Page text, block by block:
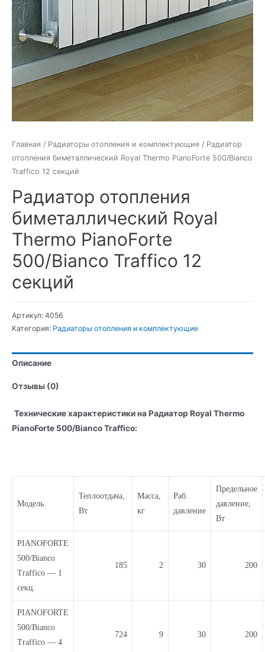
Главная / Радиаторы отопления и комплектующие / Радиатор
отопления биметаллический Royal Thermo PianoForte 500/Bianco
Traffico 12 секций
Радиатор отопления
биметаллический Royal
Thermo PianoForte
500/Bianco Traffico 12
секций
Артикул: 4056
Категория: Радиаторы отопления и комплектующие
Описание
Отзывы (0)
Технические характеристики на Радиатор Royal Thermo
PianoForte 500/Bianco Traffico:
Модель
Теплоотдача,
Вт
Масса,
кг
Раб.
давление
Предельное
давление,
Вт
PIANOFORTE
500/Bianco
Traffico — 1
секц.
185 2 30 200
PIANOFORTE
500/Bianco
Traffico — 4
724 9 30 200